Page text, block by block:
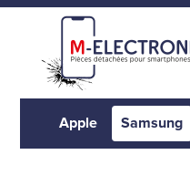
Apple Samsung